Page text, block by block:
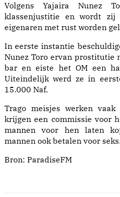
Volgens Yajaira Nunez
klassenjustitie en wordt zij
eigenaren met rust worden
In eerste instantie
Nunez Toro ervan prostitutie
bar en eiste het OM een
Uiteindelijk werd ze in
15.000 Naf.
Trago meisjes werken
krijgen een commissie voor
mannen voor hen laten
mannen ook betalen voor seks.
Bron: ParadiseFM